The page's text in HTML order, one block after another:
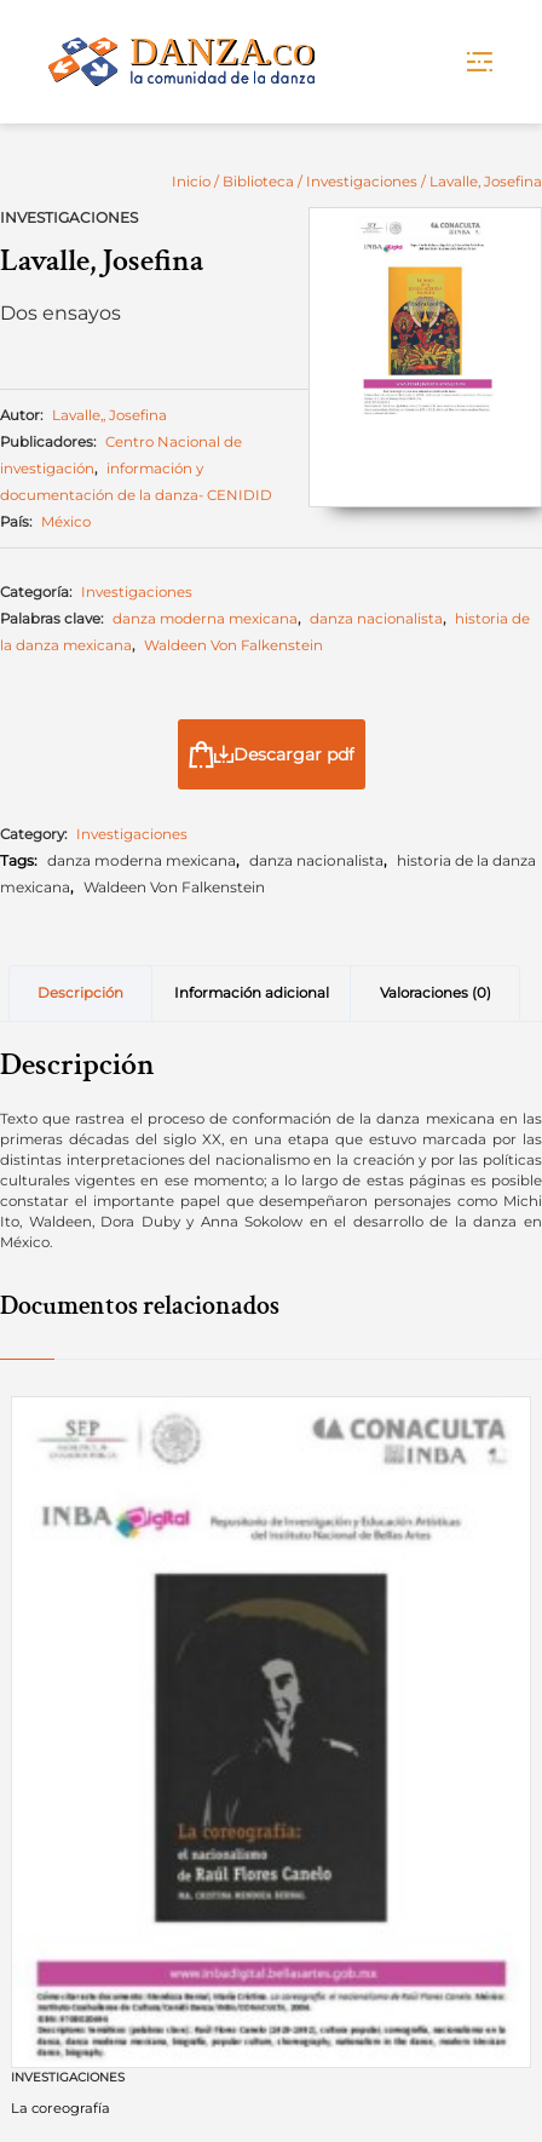
Inicio / Biblioteca / Investigaciones / Lavalle, Josefina
INVESTIGACIONES
Lavalle, Josefina
Dos ensayos
Autor: Lavalle,, Josefina
Publicadores: Centro Nacional de
investigación,
información y
documentación de la danza- CENIDID
País: México
Categoría: Investigaciones
Palabras clave: danza moderna mexicana, danza nacionalista,
historia de
la danza mexicana, Waldeen Von Falkenstein
Descargar pdf
Category: Investigaciones
Tags: danza moderna mexicana, danza nacionalista, historia de la danza
mexicana, Waldeen Von Falkenstein
Descripción Información adicional Valoraciones (0)
Descripción
Texto que rastrea el proceso de conformación de la danza mexicana en las
primeras décadas del siglo XX, en una etapa que estuvo marcada por las
distintas interpretaciones del nacionalismo en la creación y por las políticas
culturales vigentes en ese momento; a lo largo de estas páginas es posible
constatar el importante papel que desempeñaron personajes como Michi
Ito, Waldeen, Dora Duby y Anna Sokolow en el desarrollo de la danza en
México.
Documentos relacionados
INVESTIGACIONES
La coreografía